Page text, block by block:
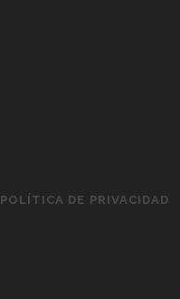
POLÍTICA DE PRIVACIDAD